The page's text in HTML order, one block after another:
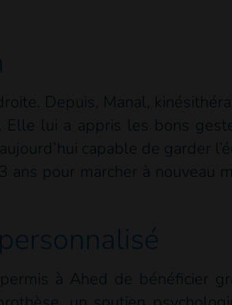
Depuis, Manal,
Elle lui a appris les bons
capable de garder
ans pour marcher à nouveau
à Ahed de bénéficier